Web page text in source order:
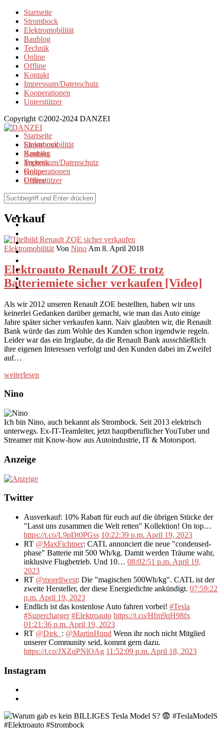
Startseite
Strombock
Elektromobilität
Baublog
Technik
Online
Offline
Kontakt
Impressum/Datenschutz
Kooperationen
Unterstützer
Copyright ©2002-2024 DANZEI
Startseite
Strombock
Kontakt
Impressum/Datenschutz
Kooperationen
Unterstützer
Elektromobilität
Baublog
Technik
Online
Offline
Browse Tag
Verkauf
Elektromobilität Von Nino Am 8. April 2018
Elektroauto Renault ZOE trotz
Batteriemiete sicher verkaufen [Video]
Als wir 2012 unseren Renault ZOE bestellten, haben wir uns
keinerlei Gedanken darüber gemacht, wie man das Auto einige
Jahre später sicher verkaufen kann. Naiv glaubten wir, die Renault
Bank würde das zum Wohle des Kunden schon irgendwie regeln.
Leider war das ein Irrglaube, da die Renault Bank ausschließlich
ihre eigenen Interessen verfolgt und den Kunden dabei im Zweifel
auf…
weiterlesen
Nino
Ich bin Nino, auch bekannt als Strombock. Seit 2013 elektrisch
unterwegs. Ex-IT-Teamleiter, jetzt hauptberuflicher YouTuber und
Streamer mit Know-how aus Autoindustrie, IT & Motorsport.
Anzeige
Twitter
Ausverkauf: 10% Rabatt für euch auf die übrigen Stücke der
"Lasst uns zusammen die Welt retten" Kollektion! On top…
https://t.co/L9pDt0PGss 10:22:39 p.m. April 19, 2023
RT @MaxFichtner: CATL annonciert die neue "condensed-
phase" Batterie mit 500 Wh/kg. Damit werden Träume wahr,
inklusive Flugbetrieb. Und 10… 08:02:51 p.m. April 19,
2023
RT @morellwest: Die "magischen 500Wh/kg". CATL ist der
zweite Hersteller, der diese Energiedichte ankündigt. 07:59:22
p.m. April 19, 2023
Endlich ist das kostenlose Auto fahren vorbei! #Tesla
#Supercharger #Elektroauto https://t.co/Hfm9qH98fx
01:21:36 p.m. April 19, 2023
RT @Dirk_ : @MartinHund Wenn ihr noch nicht Mitglied
unserer Community seid, kommt gern dazu.
https://t.co/JXZqPNlOAg 11:52:09 p.m. April 18, 2023
Instagram